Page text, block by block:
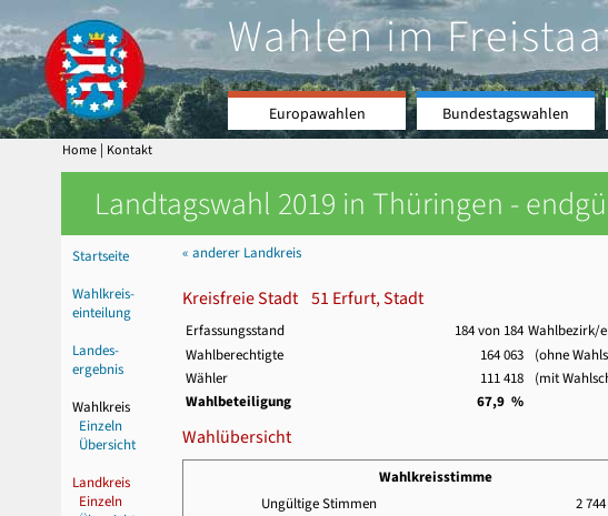
Wahlen im
Europawahlen Bundestagswahlen
Home | Kontakt
Landtagswahl 2019 in Thüringen -
Startseite
Wahlkreis-
einteilung
Landes-
ergebnis
Wahlkreis
Einzeln
Übersicht
Landkreis
Einzeln
« anderer Landkreis
Kreisfreie Stadt 51 Erfurt, Stadt
Erfassungsstand 184 von 184 Wahlbezirk/
Wahlberechtigte
164 063 (ohne
Wähler
111 418 (mit
Wahlbeteiligung
67,9 %
Wahlübersicht
Wahlkreisstimme
Ungültige Stimmen
2 744